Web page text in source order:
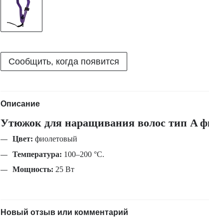
Сообщить, когда появится
Описание
Утюжок для наращивания волос тип A
Цвет: фиолетовый
Температура: 100–200 °С.
Мощность: 25 Вт
Новый отзыв или комментарий